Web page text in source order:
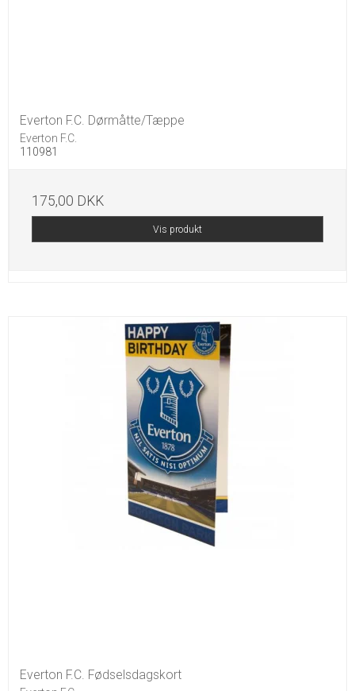
Everton F.C. Dørmåtte/Tæppe
Everton F.C.
110981
175,00 DKK
Vis produkt
Everton F.C. Fødselsdagskort